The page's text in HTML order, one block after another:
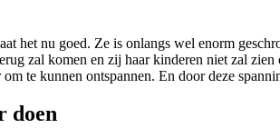
het nu goed. Ze is onlangs wel enorm
zal komen en zij haar kinderen niet zal
om te kunnen ontspannen. En door deze
doen